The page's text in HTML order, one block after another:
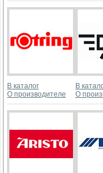
В каталог
О производителе
В
О